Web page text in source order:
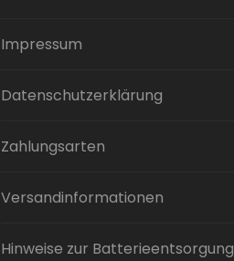
Impressum
Datenschutzerklärung
Zahlungsarten
Versandinformationen
Hinweise zur Batterieentsorgung